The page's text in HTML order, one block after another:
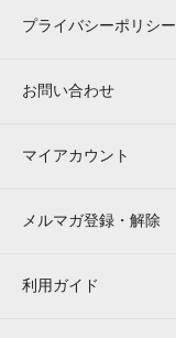
プライバシーポリシー
お問い合わせ
マイアカウント
メルマガ登録・解除
利用ガイド